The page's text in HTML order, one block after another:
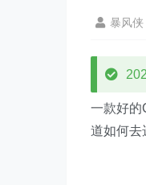
暴风侠
一款好的
道如何去